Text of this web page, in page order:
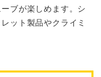
ブが楽しめます。シ
ット製品やクライミ